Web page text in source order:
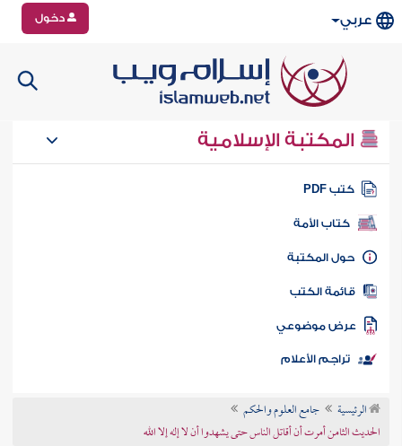
عربي دخول
المكتبة الإسلامية
كتب PDF
كتاب الأمة
المكتبة
الكتب
موضوعي
تراجم الأعلام
الرئيسية
جامع العلوم والحكم
الحديث الثامن أمرت أن أقاتل الناس حتى يشهدوا أن لا إله إلا الله